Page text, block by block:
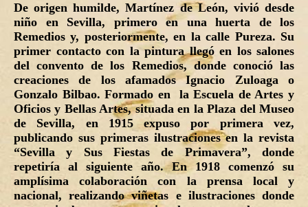
De origen humilde, Martínez de León, vivió desde
niño en Sevilla, primero en una huerta de los
Remedios y, posteriormente, en la calle Pureza. Su
primer contacto con la pintura llegó en los salones
del convento de los Remedios, donde conoció las
creaciones de los afamados Ignacio Zuloaga o
Gonzalo Bilbao. Formado en la Escuela de Artes y
Oficios y Bellas Artes, situada en la Plaza del Museo
de Sevilla, en 1915 expuso por primera vez,
publicando sus primeras ilustraciones en la revista
“Sevilla y Sus Fiestas de Primavera”, donde
repetiría al siguiente año. En 1918 comenzó su
amplísima colaboración con la prensa local y
nacional, realizando viñetas e ilustraciones donde